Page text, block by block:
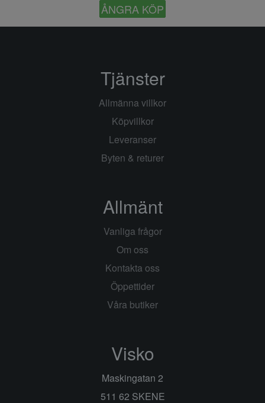
ÅNGRA KÖP
Tjänster
Allmänna villkor
Köpvillkor
Leveranser
Byten & returer
Allmänt
Vanliga frågor
Om oss
Kontakta oss
Öppettider
Våra butiker
Visko
Maskingatan 2
511 62 SKENE